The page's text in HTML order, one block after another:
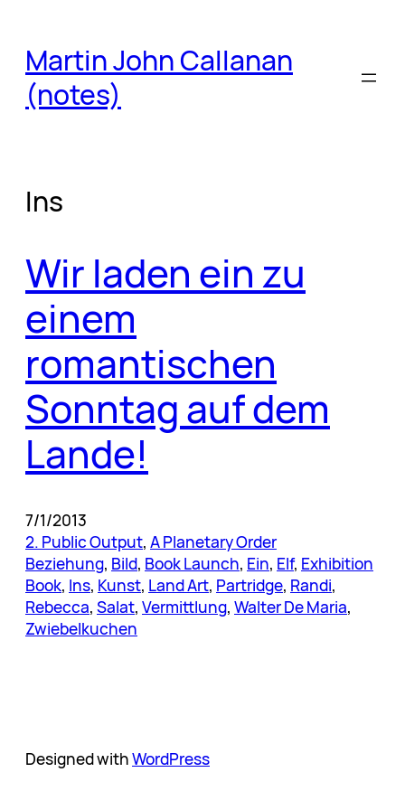
content
Martin John Callanan
(notes)
Ins
Wir laden ein zu
einem
romantischen
Sonntag auf dem
Lande!
7/1/2013
2. Public Output, A Planetary Order
Beziehung, Bild, Book Launch, Ein, Elf, Exhibition
Book, Ins, Kunst, Land Art, Partridge, Randi
Rebecca, Salat, Vermittlung, Walter De Maria
Zwiebelkuchen
Designed withWordPress